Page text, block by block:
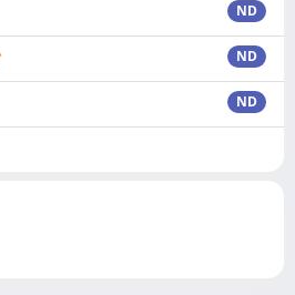
ND
ND
ND